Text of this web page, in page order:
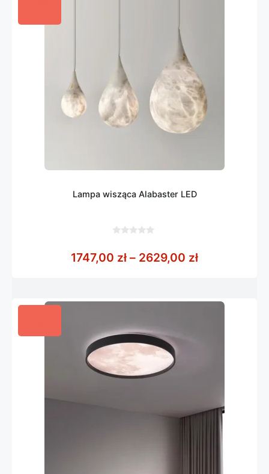
Lampa wisząca Alabaster LED
5
1747,00 zł – 2629,00 złZakres cen: